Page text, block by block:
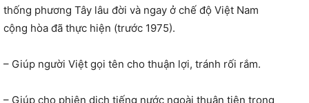
thống phương Tây lâu đời và ngay ở chế độ Việt Nam
cộng hòa đã thực hiện (trước 1975).
– Giúp người Việt gọi tên cho thuận lợi, tránh rối rắm.
– Giúp cho phiên dịch tiếng nước ngoài thuận tiện trong